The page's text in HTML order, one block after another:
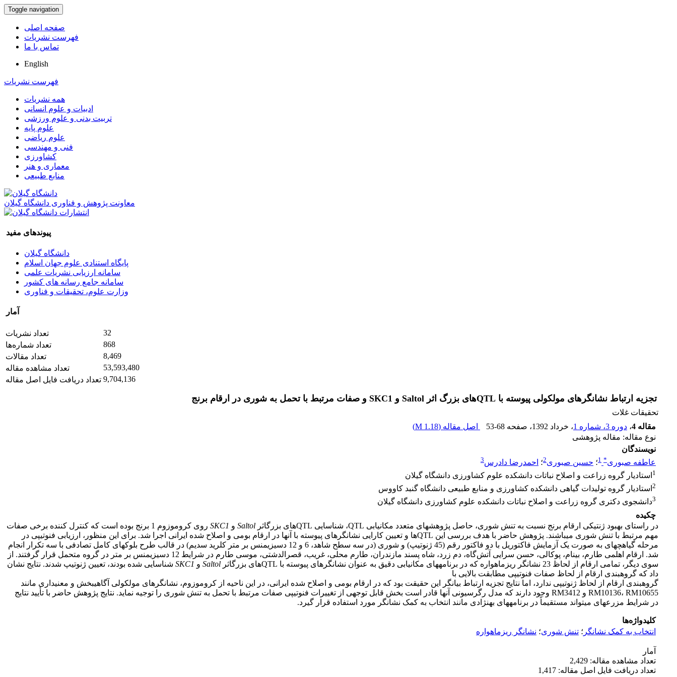
Toggle navigation
صفحه اصلی
فهرست نشریات
تماس با ما
English
فهرست نشریات
همه نشریات
ادبیات و علوم انسانی
تربیت بدنی و علوم ورزشی
علوم پایه
علوم ریاضی
فنی و مهندسی
کشاورزی
معماری و هنر
منابع طبیعی
معاونت پژوهش و فناوری دانشگاه گیلان
پیوندهای مفید
دانشگاه گیلان
پایگاه استنادی علوم جهان اسلام
سامانه ارزیابی نشریات علمی
سامانه جامع رسانه های کشور
وزارت علوم، تحقیقات و فناوری
آمار
تعداد نشریات
32
تعداد شماره‌ها
868
تعداد مقالات
8,469
تعداد مشاهده مقاله
53,593,480
تعداد دریافت فایل اصل مقاله 9,704,136
تجزیه ارتباط نشانگرهای مولکولی پیوسته با QTLهای بزرگ اثر Saltol و SKC1 و صفات مرتبط با تحمل به شوری در ارقام برنج
تحقیقات غلات
مقاله 4
، دوره 3، شماره 1 ، خرداد 1392 ، صفحه 53-68 اصل مقاله (1.18 M
)
نوع مقاله: مقاله پژوهشی
نویسندگان
عاطفه صبوری*
1؛ حسین صبوری2؛ احمدرضا دادرس3
1 استادیار گروه زراعت و اصلاح نباتات دانشکده علوم کشاورزی دانشگاه گیلان
2 استادیار گروه تولیدات گیاهی دانشکده کشاورزی و منابع طبیعی دانشگاه گنبد کاووس
3دانشجوی دکتری گروه زراعت و اصلاح نباتات دانشکده علوم کشاورزی دانشگاه گیلان
چکیده
در راستای بهبود ژنتیکی ارقام برنج نسبت به تنش شوری، حاصل پژوهش­های متعدد مکان­یابی QTL، شناسایی QTLهای بزرگ­اثر
Saltol و SKC1
روی کروموزوم 1 برنج بوده است که کنترل کننده برخی صفات
مهم مرتبط با تنش شوری می­باشند. پژوهش حاضر با هدف بررسی این QTLها و تعیین کارایی نشانگرهای پیوسته با آنها در ارقام بومی و اصلاح شده ایرانی اجرا شد. برای این منظور، ارزیابی فنوتیپی در
مرحله گیاهچه­ای به صورت یک آزمایش فاکتوریل با دو فاکتور رقم (45 ژنوتیپ) و شوری (در سه سطح شاهد، 6 و 12 دسی­زیمنس بر متر کلرید سدیم) در قالب طرح بلوک­های کامل تصادفی با سه تکرار انجام
شد. ارقام اهلمی طارم، بینام، پوکالی، حسن سرایی آتش‌گاه، دم زرد، شاه پسند مازندران، طارم محلی، غریب، قصرالدشتی، موسی طارم در شرایط 12 دسی­زیمنس بر متر در گروه متحمل قرار گرفتند. از
سوی دیگر، تمامی ارقام از لحاظ 23 نشانگر ریزماهواره که در برنامه­های مکان­یابی دقیق به عنوان نشانگرهای پیوسته با QTLهای بزرگ­اثر
Saltol و SKC1 شناسایی شده بودند، تعیین ژنوتیپ شدند. نتایج نشان
داد که گروه­بندی ارقام از لحاظ صفات فنوتیپی مطابقت بالایی با
گروه­بندی ارقام از لحاظ ژنوتیپی ندارد، اما نتایج تجزیه ارتباط بیانگر این حقیقت بود که در ارقام بومی و اصلاح شده ایرانی، در این ناحیه از کروموزوم، نشانگرهای مولکولی آگاهی­بخش و معنی­داری مانند
RM10136، RM10655 و RM3412 وجود دارند که مدل رگرسیونی آنها قادر است بخش قابل توجهی از تغییرات فنوتیپی صفات مرتبط با تحمل به تنش شوری را توجیه نماید. نتایج پژوهش حاضر با تأیید نتایج
در شرایط مزرعه­ای می­تواند مستقیماً در برنامه­های به­نژادی مانند انتخاب به کمک نشانگر مورد استفاده قرار گیرد.
کلیدواژه‌ها
انتخاب به کمک نشانگر ؛ تنش شوری؛ نشانگر ریزماهواره
آمار
تعداد مشاهده مقاله: 2,429
تعداد دریافت فایل اصل مقاله: 1,417